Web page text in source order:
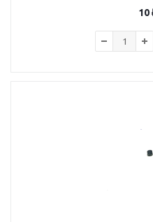
10